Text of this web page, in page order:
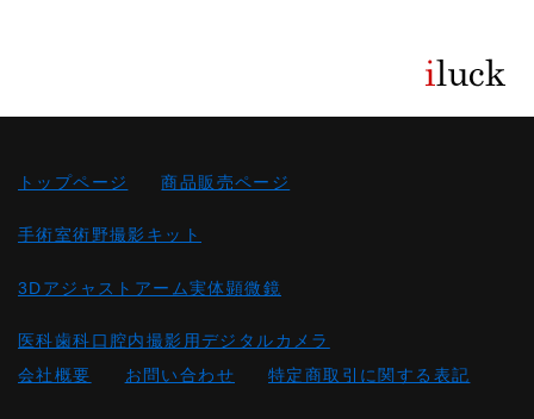
トップページ 商品販売ページ
手術室術野撮影キット
3Dアジャストアーム実体顕微鏡
医科歯科口腔内撮影用デジタルカメラ
会社概要
お問い合わせ 特定商取引に関する表記